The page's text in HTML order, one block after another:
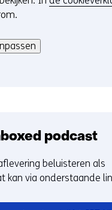
podcast
beluisteren als
kan via onderstaande